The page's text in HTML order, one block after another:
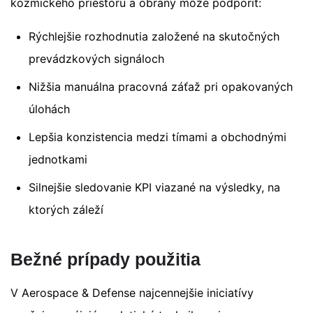
Rýchlejšie rozhodnutia založené na skutočných
prevádzkových signáloch
Nižšia manuálna pracovná záťaž pri opakovaných
úlohách
Lepšia konzistencia medzi tímami a obchodnými
jednotkami
Silnejšie sledovanie KPI viazané na výsledky, na
ktorých záleží
Bežné prípady použitia
V Aerospace & Defense najcennejšie iniciatívy